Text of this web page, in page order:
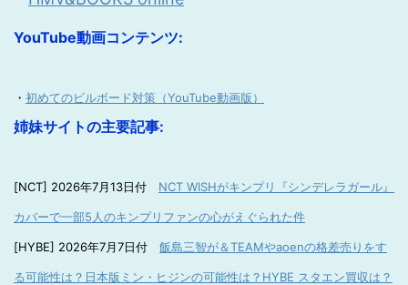
YouTube動画コンテンツ:
・ 初めてのビルボード対策（YouTube動画版）
姉妹サイトの主要記事:
[NCT] 2026年7月13日付 NCT WISHがキンプリ『シンデレラガール』
カバーで一部5人のキンプリファンの心がえぐられた件
[HYBE] 2026年7月7日付 飯島三智が＆TEAMやaoenの格差売りをす
る可能性は？日本版ミン・ヒジンの可能性は？HYBE スタエン買収は？